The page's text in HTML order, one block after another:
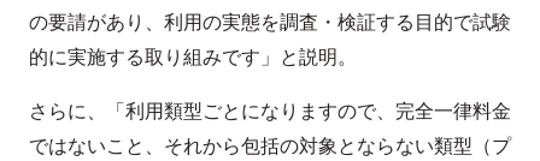
の要請があり、利用の実態を調査・検証する目的で試験
的に実施する取り組みです」と説明。
さらに、「利用類型ごとになりますので、完全一律料金
ではないこと、それから包括の対象とならない類型（プ